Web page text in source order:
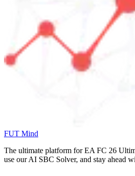
FUT Mind
The ultimate platform for EA FC 26
use our AI SBC Solver, and stay ahead